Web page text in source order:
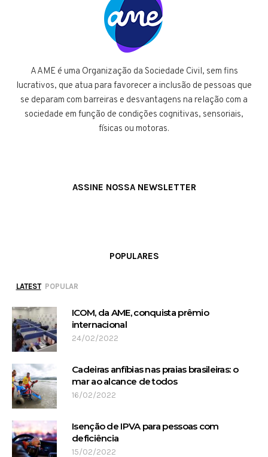
A AME é uma Organização da Sociedade Civil, sem fins
lucrativos, que atua para favorecer a inclusão de pessoas que
se deparam com barreiras e desvantagens na relação com a
sociedade em função de condições cognitivas, sensoriais,
físicas ou motoras.
ASSINE NOSSA NEWSLETTER
POPULARES
LATEST POPULAR
ICOM, da AME, conquista prêmio
internacional
24/02/2022
Cadeiras anfíbias nas praias brasileiras: o
mar ao alcance de todos
16/02/2022
Isenção de IPVA para pessoas com
deficiência
15/02/2022